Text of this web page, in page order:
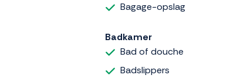
Bagage-opslag
Badkamer
Bad of douche
Badslippers